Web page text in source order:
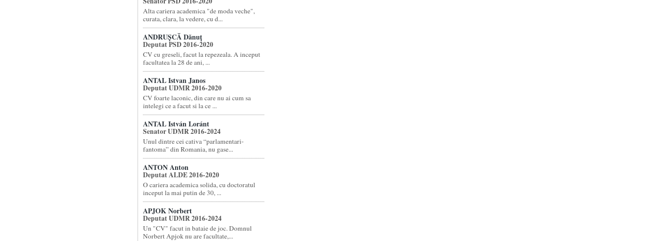
Alta cariera academica "de moda veche",
curata, clara, la vedere, cu d...
ANDRUȘCĂ Dănuț
Deputat PSD 2016-2020
CV cu greseli, facut la repezeala. A inceput
facultatea la 28 de ani, ...
ANTAL Istvan Janos
Deputat UDMR 2016-2020
CV foarte laconic, din care nu ai cum sa
intelegi ce a facut si la ce ...
ANTAL István Loránt
Senator UDMR 2016-2024
Unul dintre cei cativa “parlamentari-
fantoma” din Romania, nu gase...
ANTON Anton
Deputat ALDE 2016-2020
O cariera academica solida, cu doctoratul
inceput la mai putin de 30, ...
APJOK Norbert
Deputat UDMR 2016-2024
Un "CV" facut in bataie de joc. Domnul
Norbert Apjok nu are facultate,...